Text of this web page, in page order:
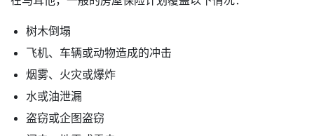
树木倒塌
飞机、车辆或动物造成的冲击
烟雾、火灾或爆炸
水或油泄漏
盗窃或企图盗窃